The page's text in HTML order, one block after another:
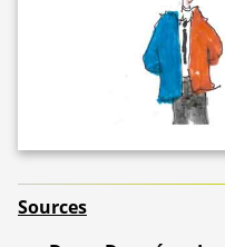
Sources